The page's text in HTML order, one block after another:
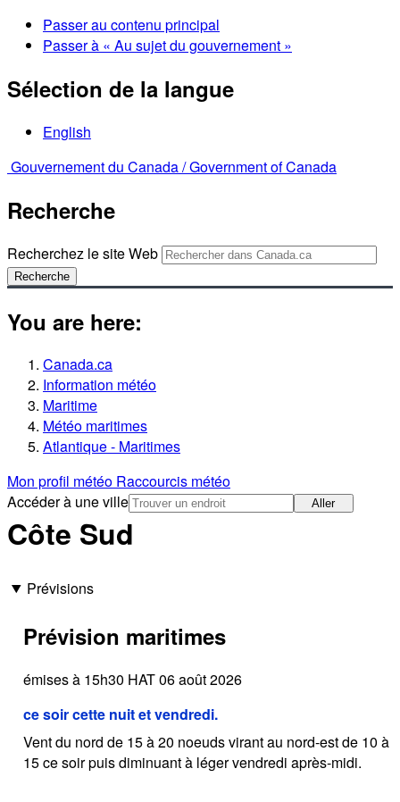
Passer au contenu principal
Passer à « Au sujet du gouvernement »
Sélection de la langue
English
Gouvernement du Canada /Government of Canada
Recherche
Recherchez le site Web
Recherche
You are here:
Canada.ca
Information météo
Maritime
Météo maritimes
Atlantique - Maritimes
Mon profil météo Raccourcis météo
Accéder à une ville
Aller
Côte Sud
Prévisions
Prévision maritimes
émises à 15h30 HAT 06 août 2026
ce soir cette nuit et vendredi.
Vent du nord de 15 à 20 noeuds virant au nord-est de 10 à
15 ce soir puis diminuant à léger vendredi après-midi.